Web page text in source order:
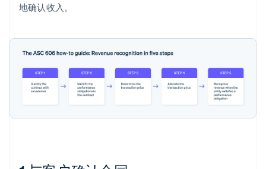
地确认收入。